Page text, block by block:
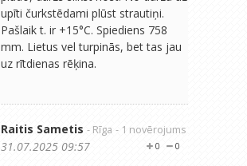
upīti čurkstēdami plūst strautiņi.
Pašlaik t. ir +15°C. Spiediens 758
mm. Lietus vel turpinās, bet tas jau
uz rītdienas rēķina.
Raitis Sametis - Rīga - 1 novērojums
0
0
31.07.2025 09:57